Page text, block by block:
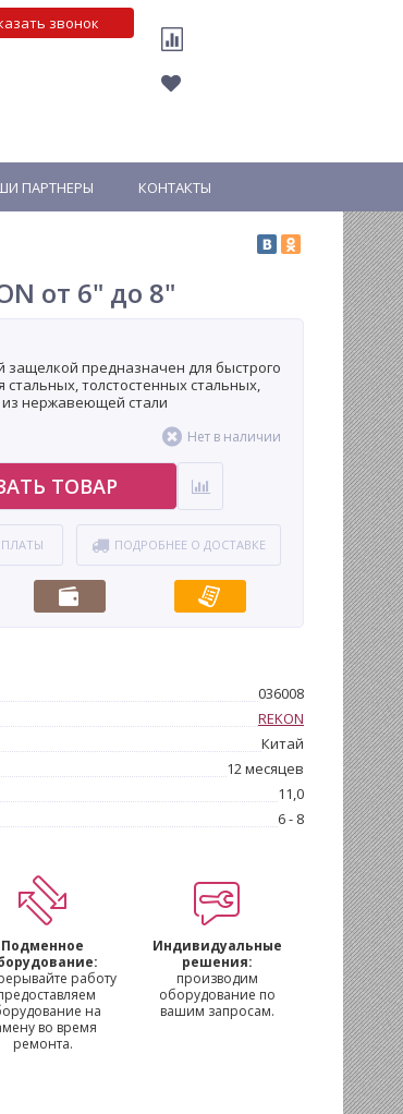
звонок
ПАРТНЕРЫ КОНТАКТЫ
от 6" до 8"
защелкой предназначен для быстрого
стальных, толстостенных стальных,
из нержавеющей стали
Нет в наличии
ТОВАР
ПОДРОБНЕЕ О ДОСТАВКЕ
036008
REKON
Китай
12 месяцев
11,0
6 - 8
Подменное
работу
на
во время
ремонта.
Индивидуальные
решения:
производим
оборудование по
вашим запросам.